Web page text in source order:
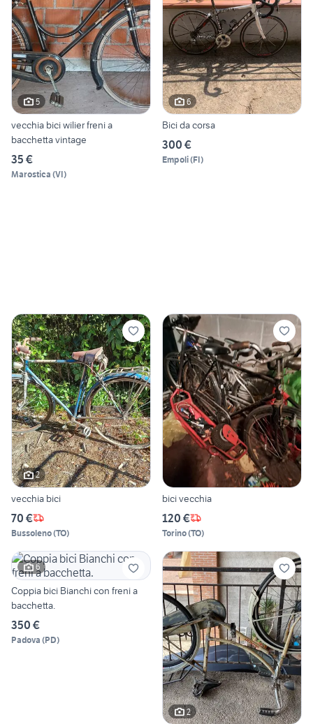
5
vecchia bici wilier freni a
bacchetta vintage
35 €
Marostica (VI)
6
Bici da corsa
300 €
Empoli(FI)
2
vecchia bici
70 €
Bussoleno(TO)
bici vecchia
120 €
Torino(TO)
6
Coppia bici Bianchi con freni a
bacchetta.
350 €
Padova (PD)
2